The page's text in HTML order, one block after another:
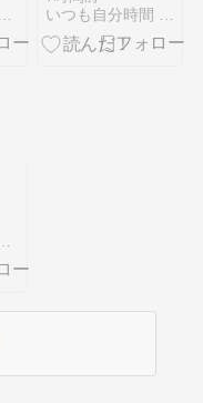
最短比較！AIが教える「本当の評判」まとめ
ッセイ・ラッ
ク Vol.28
いつも自分時間 Geminiと日常
すチュウ。